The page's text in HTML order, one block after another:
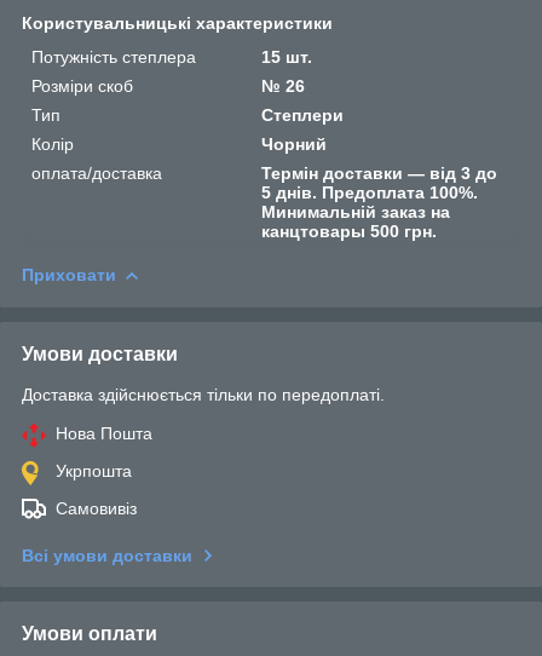
Користувальницькі характеристики
Потужність степлера
15 шт.
Розміри скоб
№ 26
Тип
Степлери
Колір
Чорний
оплата/доставка
Термін доставки — від 3 до
5 днів. Предоплата 100%.
Минимальній заказ на
канцтовары 500 грн.
Приховати
Умови доставки
Доставка здійснюється тільки по передоплаті.
Нова Пошта
Укрпошта
Самовивіз
Всі умови доставки
Умови оплати